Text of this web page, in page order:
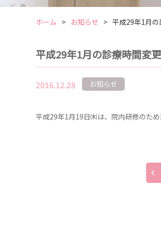
ホーム お知らせ 平成29年1月
平成29年1月の診療時間変
2016.12.28 お知らせ
平成29年1月19日㈭は、院内研修のた